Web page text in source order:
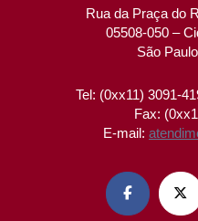
Rua da Praça do
05508-050 –
São
Tel: (0xx11) 3091-
Fax:
E-mail:
 